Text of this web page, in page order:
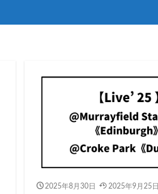
2025年8月30日 2025年9月25日